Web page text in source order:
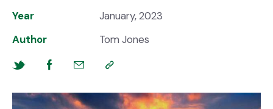
Year
January, 2023
Author
Tom Jones